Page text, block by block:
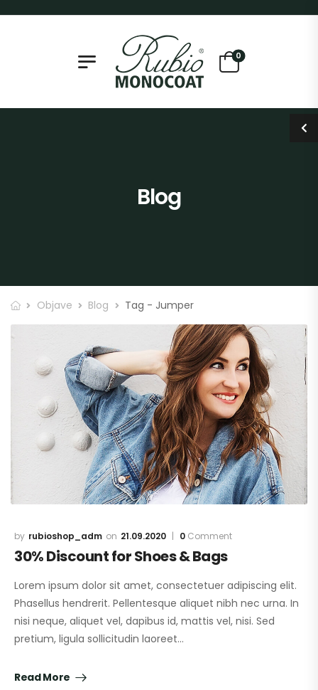
0
Blog
Objave Blog Tag - Jumper
rubioshop_adm 21.09.2020 0 Comment
30% Discount for Shoes & Bags
Lorem ipsum dolor sit amet, consectetuer adipiscing elit.
Phasellus hendrerit. Pellentesque aliquet nibh nec urna. In
nisi neque, aliquet vel, dapibus id, mattis vel, nisi. Sed
pretium, ligula sollicitudin laoreet…
Read More